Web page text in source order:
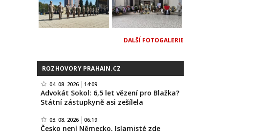
DALŠÍ FOTOGALERIE
ROZHOVORY PRAHAIN.CZ
04. 08. 2026 14:09
Advokát Sokol: 6,5 let vězení pro Blažka?
Státní zástupkyně asi zešílela
03. 08. 2026 06:19
Česko není Německo. Islamisté zde